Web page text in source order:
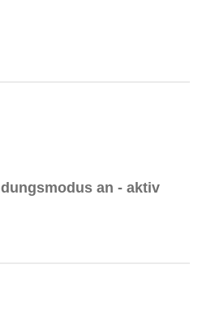
an - aktiv